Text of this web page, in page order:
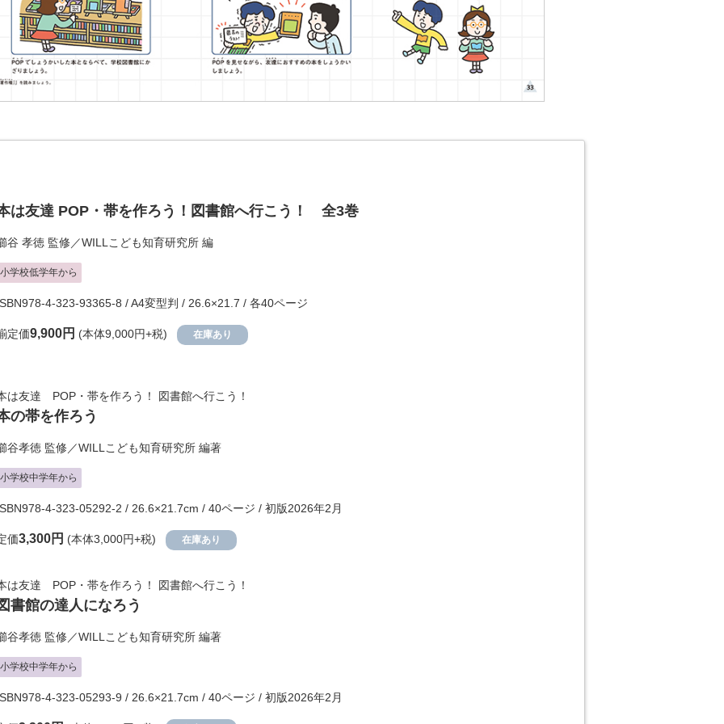
は友達 POP・帯を作ろう！図書館へ行こう！ 全3巻
谷 孝徳 監修／WILLこども知育研究所 編
小学校低学年から
4-323-93365-8 / A4変型判 / 26.6×21.7 / 各40ページ
定価9,900円 (本体9,000円+税) 在庫あり
は友達 POP・帯を作ろう！ 図書館へ行こう！
の帯を作ろう
谷孝徳 監修／WILLこども知育研究所 編著
小学校中学年から
4-323-05292-2 / 26.6×21.7cm / 40ページ / 初版2026年2月
価3,300円 (本体3,000円+税) 在庫あり
は友達 POP・帯を作ろう！ 図書館へ行こう！
書館の達人になろう
谷孝徳 監修／WILLこども知育研究所 編著
小学校中学年から
4-323-05293-9 / 26.6×21.7cm / 40ページ / 初版2026年2月